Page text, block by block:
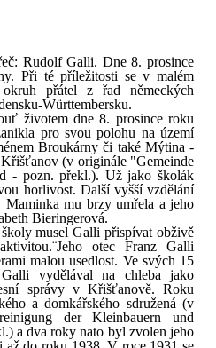
Rudolf Galli. Dne 8. prosince
Při té příležitosti se v malém
přátel z řad německých
Württembersku.
životem dne 8. prosince roku
pro svou polohu na území
Broukárny či také Mýtina -
(v originále "Gemeinde
- pozn. překl.). Už jako školák
horlivost. Další vyšší vzdělání
Maminka mu brzy umřela a jeho
Bieringerová.
musel Galli přispívat obživě
otec Franz Galli
malou usedlost. Ve svých 15
vydělával na chleba jako
správy v Křišťanově. Roku
a domkářského sdružená (v
der Kleinbauern und
a dva roky nato byl zvolen jeho